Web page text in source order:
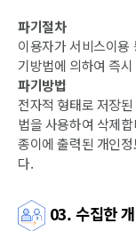
파기절차
이용자가 서비스이용
기방법에 의하여 즉
파기방법
전자적 형태로 저장
법을 사용하여 삭제
종이에 출력된 개인
다.
03. 수집한